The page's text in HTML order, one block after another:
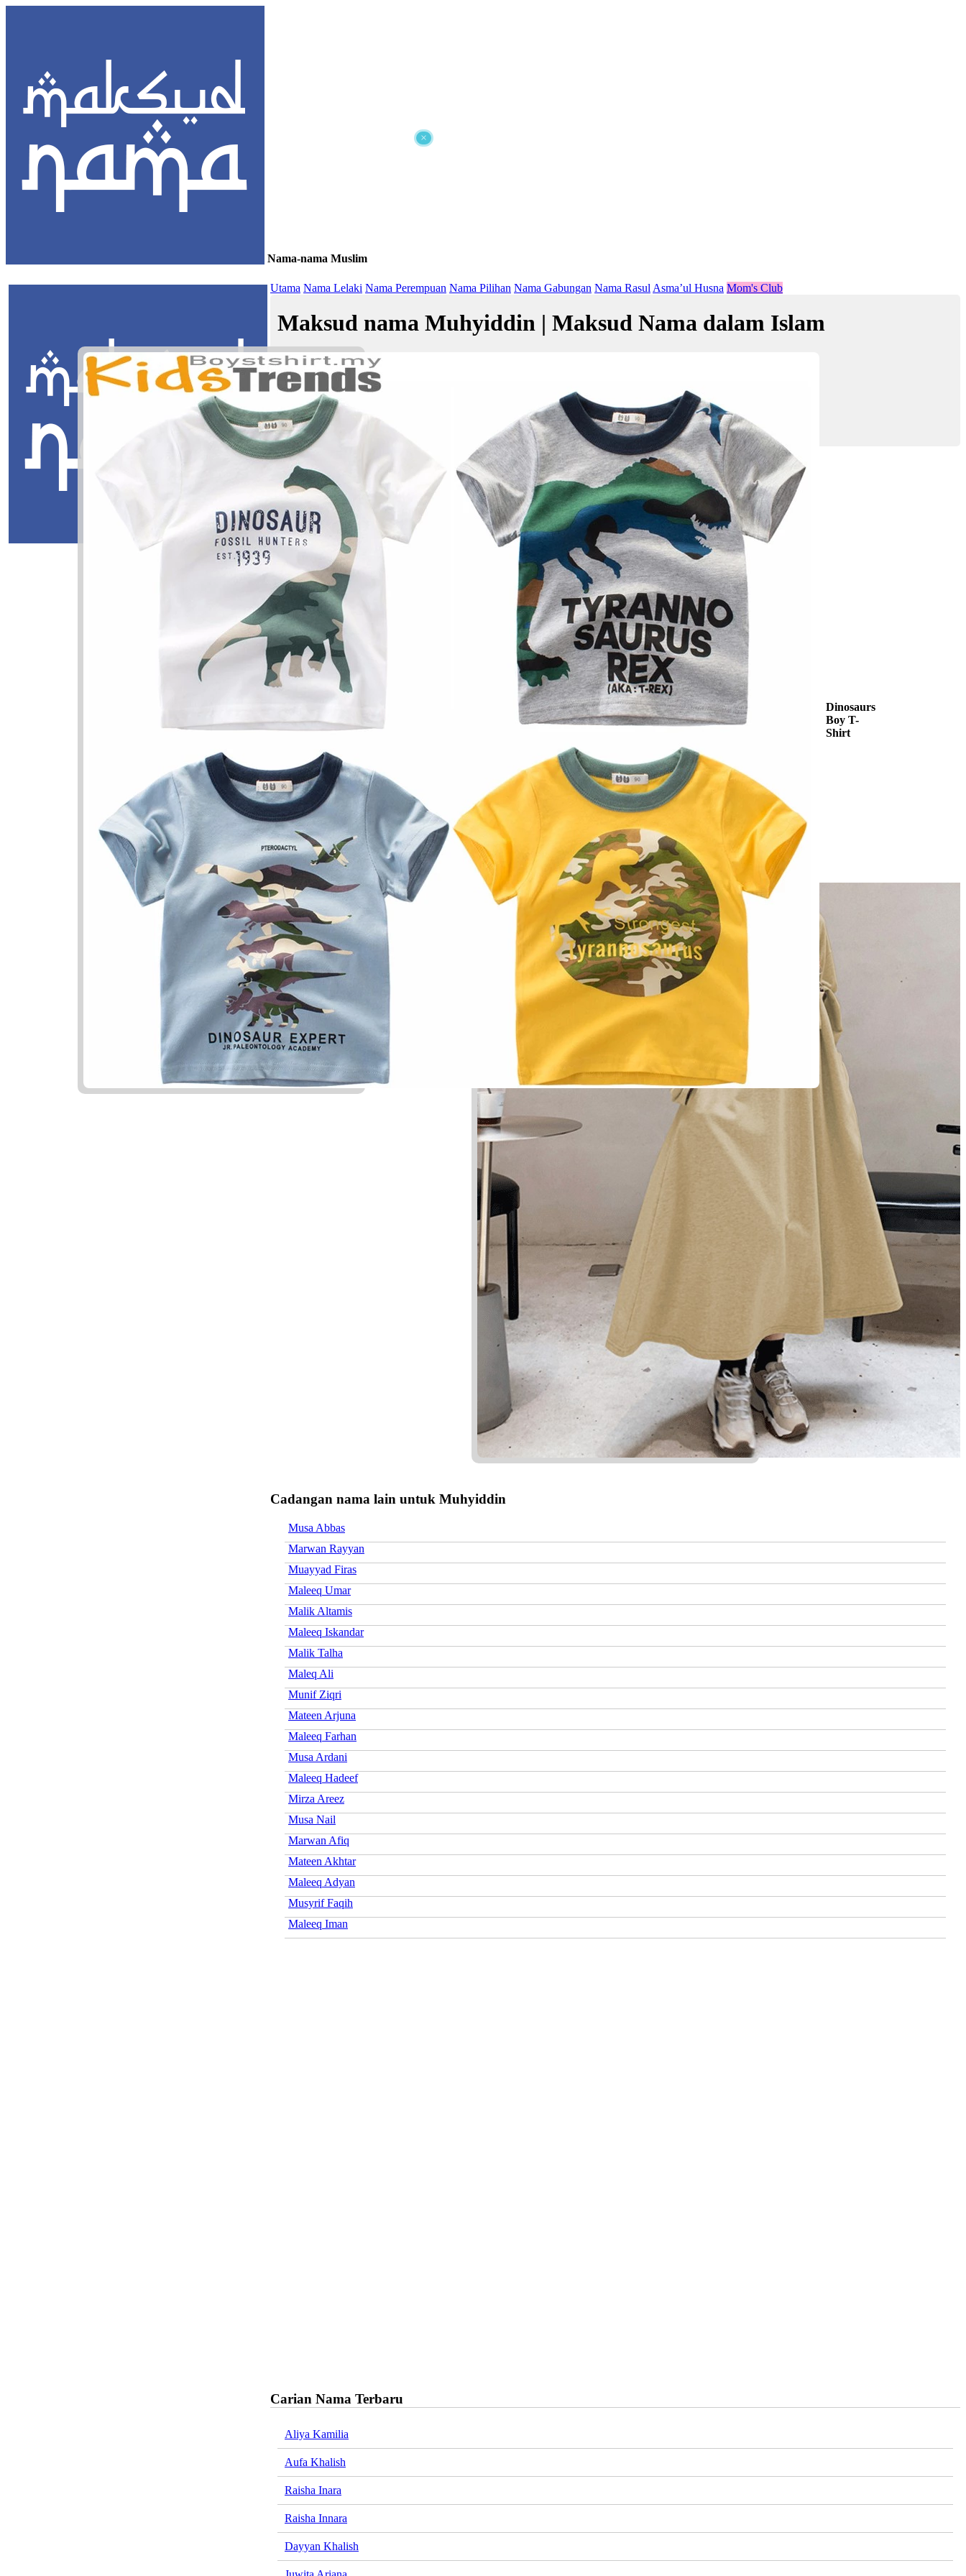
×
Dinosaurs
Boy T-
Shirt
Nama-nama Muslim
Utama Nama Lelaki Nama Perempuan Nama Pilihan Nama Gabungan Nama Rasul Asma’ul Husna Mom's Club
Maksud nama Muhyiddin | Maksud Nama dalam Islam
Muhyiddin bermaksud Yang menghidupkan agama
Jawi: مهيدين
Masukkan Nama:
Muhyiddin
مهيدين
Muhyiddin: Yang menghidupkan agama
✚ Baju Baby Custom Nama 'Muhyiddin'
Variasi nama Muhyiddin
Muhyiddin
Muhyidin
Cadangan nama lain untuk Muhyiddin
Musa Abbas
Marwan Rayyan
Muayyad Firas
Maleeq Umar
Malik Altamis
Maleeq Iskandar
Malik Talha
Maleq Ali
Munif Ziqri
Mateen Arjuna
Maleeq Farhan
Musa Ardani
Maleeq Hadeef
Mirza Areez
Musa Nail
Marwan Afiq
Mateen Akhtar
Maleeq Adyan
Musyrif Faqih
Maleeq Iman
Carian Nama Terbaru
Aliya Kamilia
Aufa Khalish
Raisha Inara
Raisha Innara
Dayyan Khalish